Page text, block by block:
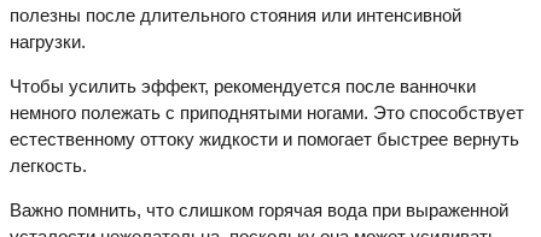
полезны после длительного стояния или интенсивной
нагрузки.
Чтобы усилить эффект, рекомендуется после ванночки
немного полежать с приподнятыми ногами. Это способствует
естественному оттоку жидкости и помогает быстрее вернуть
легкость.
Важно помнить, что слишком горячая вода при выраженной